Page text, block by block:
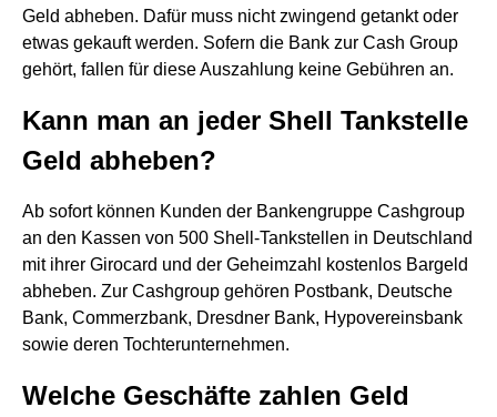
Geld abheben. Dafür muss nicht zwingend getankt oder
etwas gekauft werden. Sofern die Bank zur Cash Group
gehört, fallen für diese Auszahlung keine Gebühren an.
Kann man an jeder Shell Tankstelle
Geld abheben?
Ab sofort können Kunden der Bankengruppe Cashgroup
an den Kassen von 500 Shell-Tankstellen in Deutschland
mit ihrer Girocard und der Geheimzahl kostenlos Bargeld
abheben. Zur Cashgroup gehören Postbank, Deutsche
Bank, Commerzbank, Dresdner Bank, Hypovereinsbank
sowie deren Tochterunternehmen.
Welche Geschäfte zahlen Geld